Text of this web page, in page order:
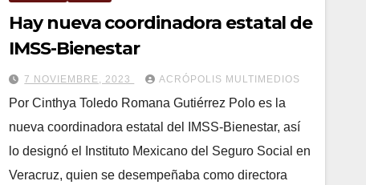
Hay nueva coordinadora estatal de
IMSS-Bienestar
7 NOVIEMBRE, 2023 ACRÓPOLIS MULTIMEDIOS
Por Cinthya Toledo Romana Gutiérrez Polo es la
nueva coordinadora estatal del IMSS-Bienestar, así
lo designó el Instituto Mexicano del Seguro Social en
Veracruz, quien se desempeñaba como directora